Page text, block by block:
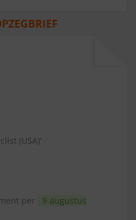
(USA)'
per
9 augustus